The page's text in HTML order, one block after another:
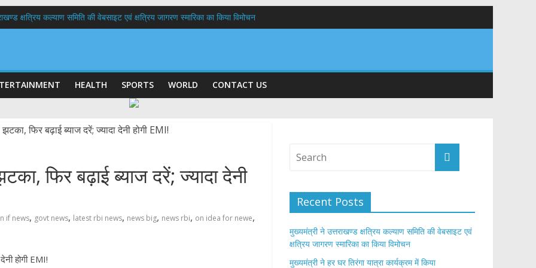
क्षत्रिय कल्याण समिति की वेबसाइट एवं क्षत्रिय जागरण स्मारिका का किया विमोचन
तिरंगा यात्रा कार्यक्रम में किया प्रतिभाग,मुख्यमंत्री ने प्रदेशवासियों से स्वतंत्रता दिवस पर अपने घरों में तिरंगा फहराने का किया आवाह्न
दिवस पर मुख्यमंत्री धामी ने उत्कृष्ट बुनकरों और हस्तशिल्प कारीगरों को किया सम्मानित
HEALTH SPORTS WORLD CONTACT US
फ‍िर बढ़ाई ब्‍याज दरें; ज्‍यादा देनी
if news, govt news, latest rbi news, news big, news rbi, on idea for newe,
होगी EMI!
Recent Posts
मुख्यमंत्री ने उत्तराखण्ड क्षत्रिय कल्याण समिति की वेबसाइट एवं
क्षत्रिय जागरण स्मारिका का किया विमोचन
मुख्यमंत्री ने हर घर तिरंगा यात्रा कार्यक्रम में किया